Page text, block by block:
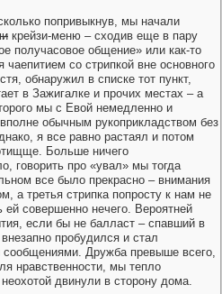
попривыкнув, мы начали
крейзи-меню – сходив еще в пару
получасовое общение» или как-то
со стрипкой вне основного
обнаружил в списке тот пункт,
в Зажигалке и прочих местах – а
мы с Евой немедленно и
обычным рукоприкладством без
я все равно растаял и потом
Больше ничего
говорить про «увал» мы тогда
все было прекрасно – внимания
а третья стрипка попросту к нам не
совершенно нечего. Вероятней
если бы не балласт – спавший в
пробудился и стал
сообщениями. Дружба превыше всего,
нравственности, мы тепло
двинули в сторону дома.